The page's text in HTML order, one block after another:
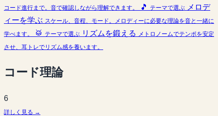
コード進行まで。音で確認しながら理解できます。
🎵 テーマで選ぶ メロデ
ィーを学ぶ スケール、音程、モード。メロディーに必要な理論を音と一緒に
学べます。
🥁 テーマで選ぶ リズムを鍛える メトロノームでテンポを安定
させ、耳トレでリズム感を養います。
コード理論
6
詳しく見る →